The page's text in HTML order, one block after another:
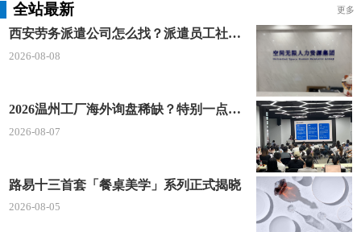
全站最新 更多
西安劳务派遣公司怎么找？派遣员工社保如何合规缴？空间无限 23 年专业沉淀给出答案
2026-08-08
2026温州工厂海外询盘稀缺？特别一点AI 短视频引流 + 麦穗智能获客谷歌定制独立站双渠道拓客！
2026-08-07
路易十三首套「餐桌美学」系列正式揭晓
2026-08-05